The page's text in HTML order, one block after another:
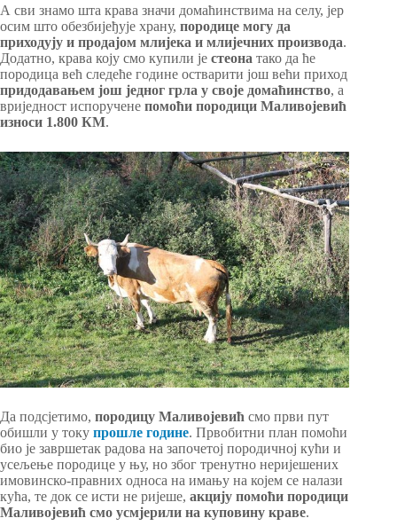
А сви знамо шта крава значи домаћинствима на селу, јер
осим што обезбијеђује храну, породице могу да
приходују и продајом млијека и млијечних производа.
Додатно, крава коју смо купили је стеона тако да ће
породица већ следеће године остварити још већи приход
придодавањем још једног грла у своје домаћинство, а
вриједност испоручене помоћи породици Маливојевић
износи 1.800 КМ.
Да подсјетимо, породицу Маливојевић смо први пут
обишли у току прошле године. Првобитни план помоћи
био је завршетак радова на започетој породичној кући и
усељење породице у њу, но због тренутно неријешених
имовинско-правних односа на имању на којем се налази
кућа, те док се исти не ријеше, акцију помоћи породици
Маливојевић смо усмјерили на куповину краве.